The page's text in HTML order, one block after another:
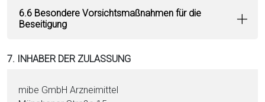
6.6 Besondere Vorsichtsmaßnahmen für die
Beseitigung
7. INHABER DER ZULASSUNG
mibe GmbH Arzneimittel